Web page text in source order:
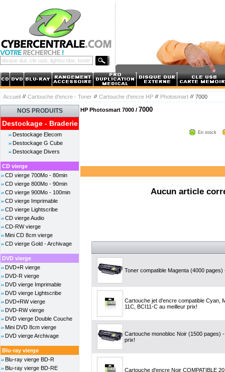
Accueil Cartouche d'encre - Toner Cartouche d'encre HP Photosmart 7000
NOS PRODUITS
Destockage - Braderie
Destockage Elecom
Destockage G Cube
Destockage Divers
CD vierge
CD vierge 700Mo - 80min
CD vierge 800Mo - 90min
CD vierge 900Mo - 100min
CD vierge Imprimable
CD vierge Lightscribe
CD vierge Audio
CD-RW vierge
Mini CD 8cm vierge
CD vierge Gold - Archivage
DVD vierge
DVD+R vierge
DVD-R vierge
DVD vierge Imprimable
DVD vierge Lightscribe
DVD+RW vierge
DVD-RW vierge
DVD vierge Double Couche
Mini DVD 8cm vierge
DVD vierge Archivage
Blu-ray vierge
Blu-ray vierge BD-R
Blu-ray vierge BD-RE
HP Photosmart 7000 / 7000
En stock
Aucun article
Toner compatible Magenta (4000
Cartouche jet d'encre compatible Cyan,
11C, BCI11-C au meilleur prix!
Cartouche monobloc Noir (1500 pages)
prix!
Cartouche d'encre Noir COMPATIBLE